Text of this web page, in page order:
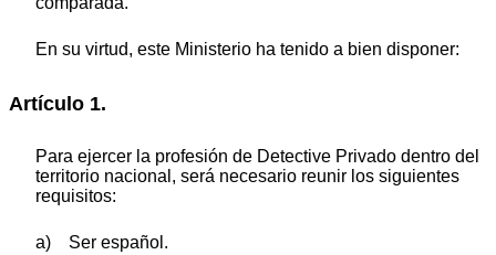
En su virtud, este Ministerio ha tenido a bien disponer:
Artículo 1.
Para ejercer la profesión de Detective Privado dentro del
territorio nacional, será necesario reunir los siguientes
requisitos:
a) Ser español.